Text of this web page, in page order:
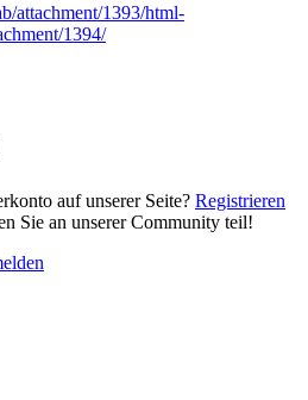
attachment/1393/html-
1394/
auf unserer Seite? Registrieren
Sie an unserer Community teil!